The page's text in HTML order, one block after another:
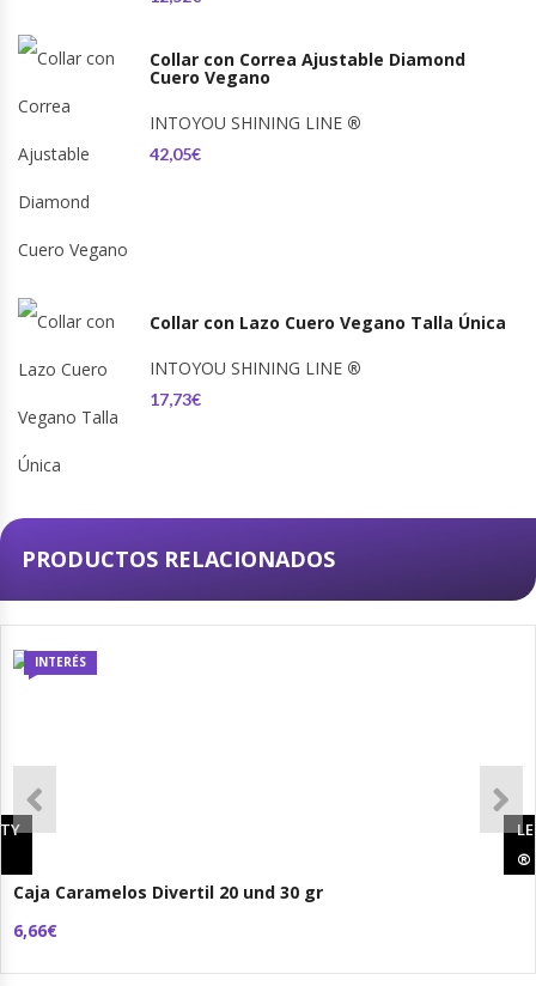
Collar con Correa Ajustable Diamond
Cuero Vegano
INTOYOU SHINING LINE ®
42,05€
Collar con Lazo Cuero Vegano Talla Única
INTOYOU SHINING LINE ®
17,73€
PRODUCTOS RELACIONADOS
INTERÉS
Caja Caramelos Divertil 20 und 30 gr
6,66€
®